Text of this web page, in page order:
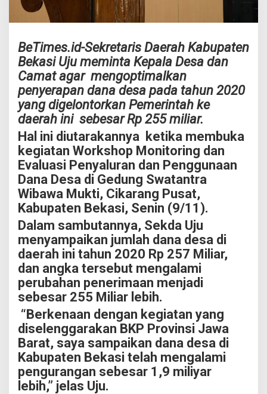
BeTimes.id-Sekretaris Daerah Kabupaten
Bekasi Uju meminta Kepala Desa dan
Camat agar mengoptimalkan
penyerapan dana desa pada tahun 2020
yang digelontorkan Pemerintah ke
daerah ini sebesar Rp 255 miliar.
Hal ini diutarakannya ketika membuka
kegiatan Workshop Monitoring dan
Evaluasi Penyaluran dan Penggunaan
Dana Desa di Gedung Swatantra
Wibawa Mukti, Cikarang Pusat,
Kabupaten Bekasi, Senin (9/11).
Dalam sambutannya, Sekda Uju
menyampaikan jumlah dana desa di
daerah ini tahun 2020 Rp 257 Miliar,
dan angka tersebut mengalami
perubahan penerimaan menjadi
sebesar 255 Miliar lebih.
“Berkenaan dengan kegiatan yang
diselenggarakan BKP Provinsi Jawa
Barat, saya sampaikan dana desa di
Kabupaten Bekasi telah mengalami
pengurangan sebesar 1,9 miliyar
lebih,” jelas Uju.